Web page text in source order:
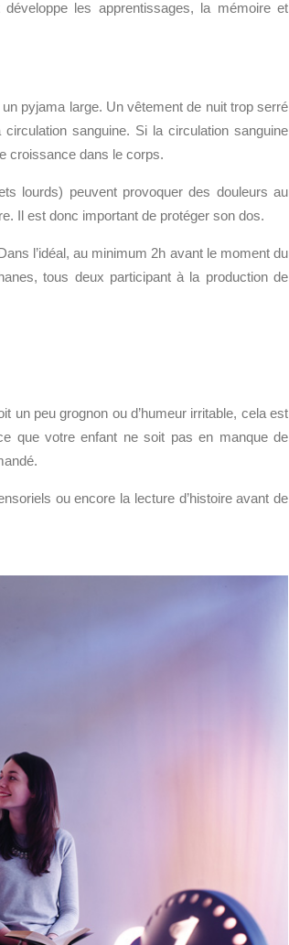
les apprentissages, la mémoire et
pyjama large. Un vêtement de nuit trop serré
sanguine. Si la circulation sanguine
croissance dans le corps.
lourds) peuvent provoquer des douleurs au
Il est donc important de protéger son dos.
l’idéal, au minimum 2h avant le moment du
tous deux participant à la production de
un peu grognon ou d’humeur irritable, cela est
que votre enfant ne soit pas en manque de
ou encore la lecture d’histoire avant de